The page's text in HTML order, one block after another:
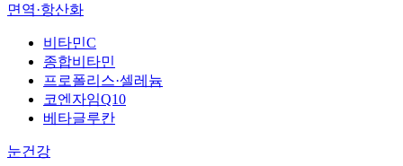
면역·항산화
비타민C
종합비타민
프로폴리스·셀레늄
코엔자임Q10
베타글루칸
눈건강